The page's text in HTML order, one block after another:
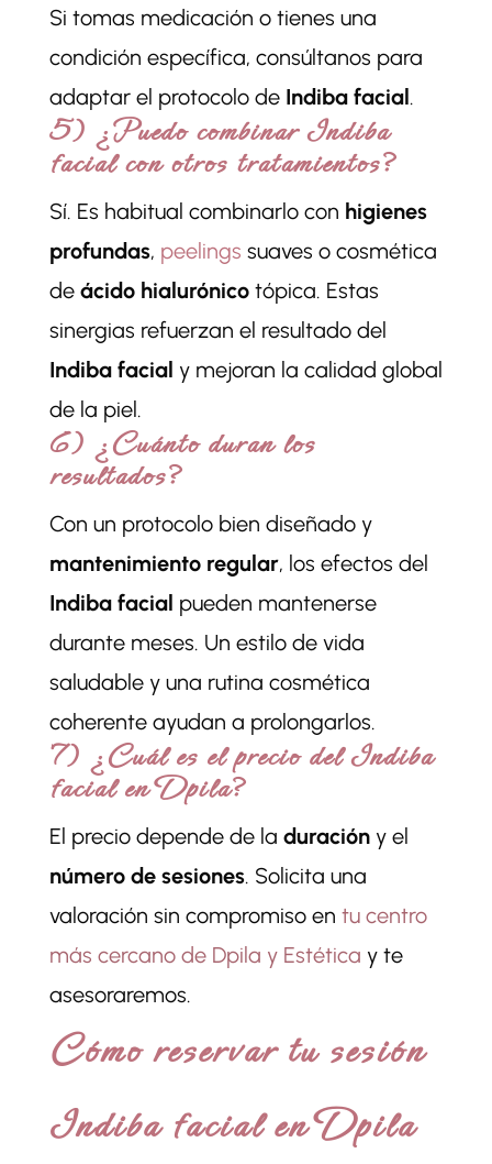
Si tomas medicación o tienes una
condición específica, consúltanos para
adaptar el protocolo de Indiba facial.
5) ¿Puedo combinar Indiba
facial con otros tratamientos?
Sí. Es habitual combinarlo con higienes
profundas, peelings suaves o cosmética
de ácido hialurónicotópica. Estas
sinergias refuerzan el resultado del
Indiba facial y mejoran la calidad global
de la piel.
6) ¿Cuánto duran los
resultados?
Con un protocolo bien diseñado y
mantenimiento regular, los efectos del
Indiba facial pueden mantenerse
durante meses. Un estilo de vida
saludable y una rutina cosmética
coherente ayudan a prolongarlos.
7) ¿Cuál es el precio del Indiba
facial en Dpila?
El precio depende de la duracióny el
número de sesiones. Solicita una
valoración sin compromiso en tu centro
más cercano de Dpila y Estética y te
asesoraremos.
Cómo reservar tu sesión
Indiba facial en Dpila